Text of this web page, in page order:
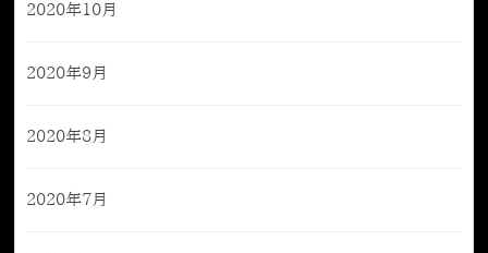
2020年10月
2020年9月
2020年8月
2020年7月